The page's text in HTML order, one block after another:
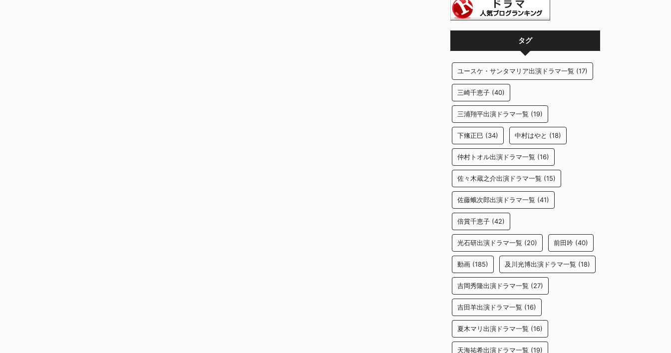
タグ
ユースケ・サンタマリア出演ドラマ一覧 (17)
三崎千恵子 (40)
三浦翔平出演ドラマ一覧 (19)
下絛正巳 (34) 中村はやと (18)
仲村トオル出演ドラマ一覧 (16)
佐々木蔵之介出演ドラマ一覧 (15)
佐藤蛾次郎出演ドラマ一覧 (41)
倍賞千恵子 (42)
光石研出演ドラマ一覧 (20) 前田吟 (40)
動画 (185) 及川光博出演ドラマ一覧 (18)
吉岡秀隆出演ドラマ一覧 (27)
吉田羊出演ドラマ一覧 (16)
夏木マリ出演ドラマ一覧 (16)
天海祐希出演ドラマ一覧 (19)